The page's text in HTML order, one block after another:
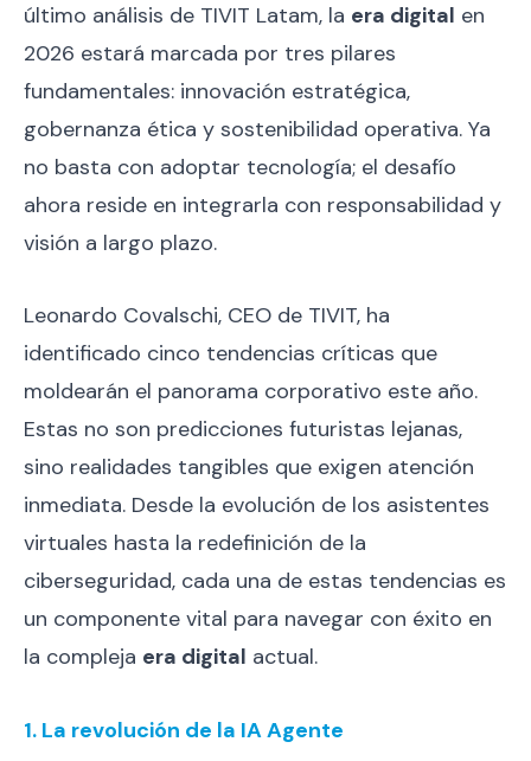
último análisis de TIVIT Latam, la era digital en
2026 estará marcada por tres pilares
fundamentales: innovación estratégica,
gobernanza ética y sostenibilidad operativa. Ya
no basta con adoptar tecnología; el desafío
ahora reside en integrarla con responsabilidad y
visión a largo plazo.
Leonardo Covalschi, CEO de TIVIT, ha
identificado cinco tendencias críticas que
moldearán el panorama corporativo este año.
Estas no son predicciones futuristas lejanas,
sino realidades tangibles que exigen atención
inmediata. Desde la evolución de los asistentes
virtuales hasta la redefinición de la
ciberseguridad, cada una de estas tendencias es
un componente vital para navegar con éxito en
la compleja era digital actual.
1. La revolución de la IA Agente